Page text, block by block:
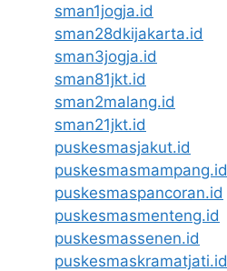
sman1jogja.id
sman28dkijakarta.id
sman3jogja.id
sman81jkt.id
sman2malang.id
sman21jkt.id
puskesmasjakut.id
puskesmasmampang.id
puskesmaspancoran.id
puskesmasmenteng.id
puskesmassenen.id
puskesmaskramatjati.id